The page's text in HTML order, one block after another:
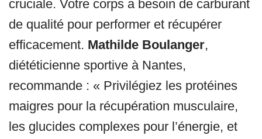
cruciale. Votre corps a besoin de carburant
de qualité pour performer et récupérer
efficacement. Mathilde Boulanger,
diététicienne sportive à Nantes,
recommande : « Privilégiez les protéines
maigres pour la récupération musculaire,
les glucides complexes pour l’énergie, et